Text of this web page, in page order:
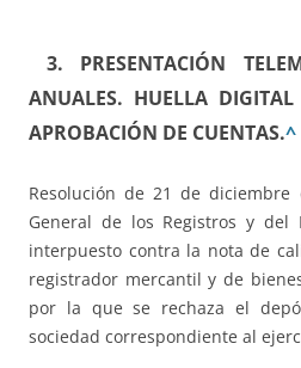
3. PRESENTACIÓN
ANUALES. HUELLA
APROBACIÓN DE CUENTAS.^
Resolución de 21 de
General de los Registros y del
interpuesto contra la nota de
registrador mercantil y de
por la que se rechaza el
sociedad correspondiente al